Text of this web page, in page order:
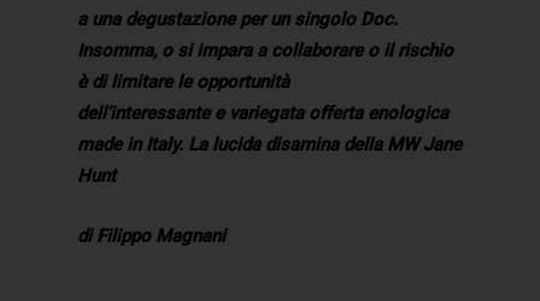
a una degustazione per un singolo Doc.
Insomma, o si impara a collaborare o il rischio
è di limitare le opportunità
dell’interessante e variegata offerta enologica
made in Italy. La lucida disamina della MW Jane
Hunt
di Filippo Magnani